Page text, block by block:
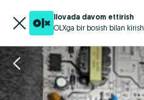
Ilovada davom ettirish
OLXga bir bosish bilan kirish